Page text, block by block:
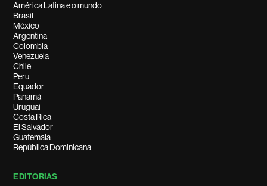
América Latina e o mundo
Brasil
México
Argentina
Colombia
Venezuela
Chile
Peru
Equador
Panamá
Uruguai
Costa Rica
El Salvador
Guatemala
República Dominicana
EDITORIAS